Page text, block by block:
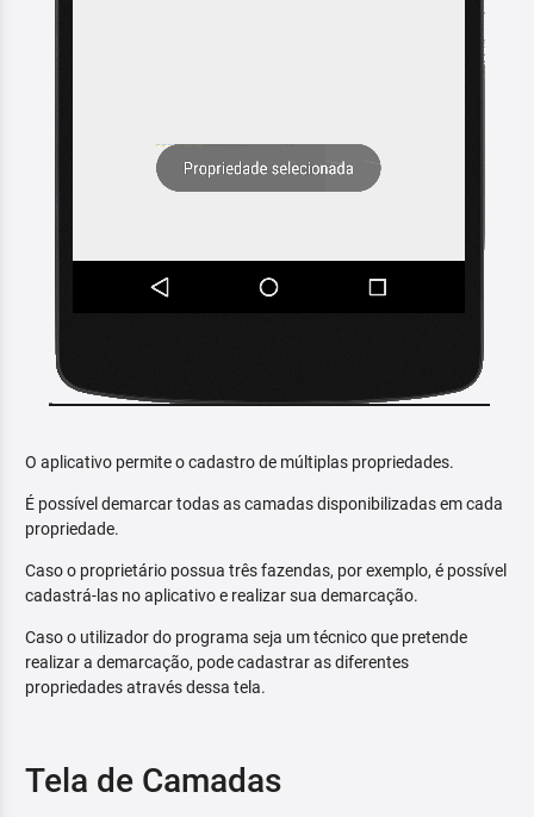
O aplicativo permite o cadastro de múltiplas propriedades.
É possível demarcar todas as camadas disponibilizadas em cada
propriedade.
Caso o proprietário possua três fazendas, por exemplo, é possível
cadastrá-las no aplicativo e realizar sua demarcação.
Caso o utilizador do programa seja um técnico que pretende
realizar a demarcação, pode cadastrar as diferentes
propriedades através dessa tela.
Tela de Camadas